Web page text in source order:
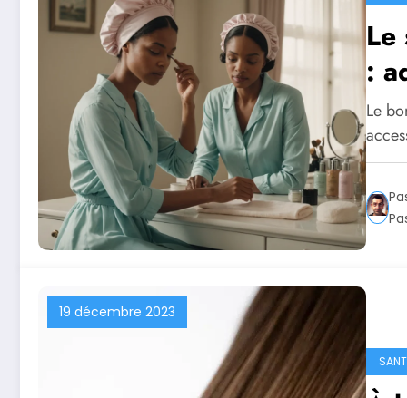
Le
:
Le
19 décembre 2023